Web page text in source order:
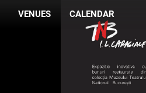
VENUES CALENDAR